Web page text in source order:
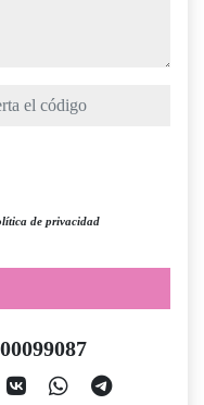
de privacidad